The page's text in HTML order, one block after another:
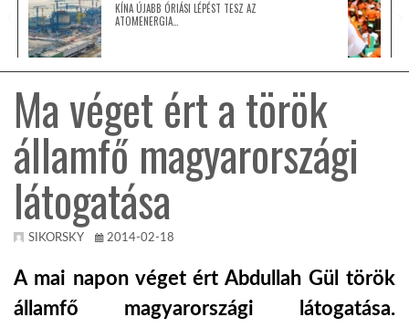
GLOBOTV BP
HÍR3D
TROPICALMAGAZIN
GLOBOTV
AFRIKA TUDÁSTÁR
KÍNA ÚJABB ÓRIÁSI LÉPÉST TESZ AZ
ATOMENERGIA…
Ma véget ért a török
államfő magyarországi
látogatása
SIKORSKY 2014-02-18
A mai napon véget ért Abdullah Gül török
államfő magyarországi látogatása.